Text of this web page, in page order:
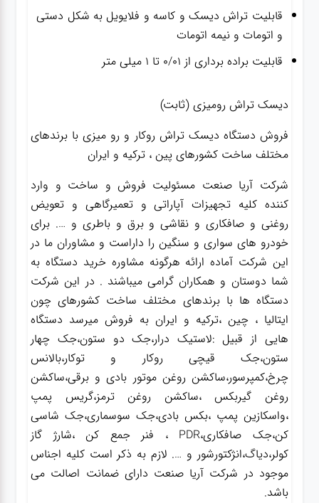
قابلیت تراش دیسک و کاسه و فلایویل به شکل دستی
و اتومات و نیمه اتومات
قابلیت براده برداری از 0/01 تا 1 میلی متر
دیسک تراش رومیزی (ثابت)
فروش دستگاه دیسک تراش روکار و رو میزی با برندهای
مختلف ساخت کشورهای پین ، ترکیه و ایران
شرکت آریا صنعت مسئولیت فروش و ساخت و وارد
کننده کلیه تجهیزات آپاراتی و تعمیرگاهی و تعویض
روغنی و صافکاری و نقاشی و برق و باطری و …. برای
خودرو های سواری و سنگین را داراست و مشاوران ما در
این شرکت آماده ارائه هرگونه مشاوره خرید دستگاه به
شما دوستان و همکاران گرامی میباشند . در این شرکت
دستگاه ها با برندهای مختلف ساخت کشورهای چون
ایتالیا ، چین ،ترکیه و ایران به فروش میرسد دستگاه
هایی از قبیل :لاستیک درار،جک دو ستون،جک چهار
ستون،جک قیچی روکار و توکار،بالانس
چرخ،کمپرسور،ساکشن روغن موتور بادی و برقی،ساکشن
روغن گیربکس ،ساکشن روغن ترمز،گریس پمپ
،واسکازین پمپ ،بکس بادی،جک سوسماری،جک شاسی
کن،جک صافکاری،PDR ، فنر جمع کن ،شارژ گاز
کولر،دیاگ،انژکتورشور و …. لازم به ذکر است کلیه اجناس
موجود در شرکت آریا صنعت دارای ضمانت اصالت می
باشد.